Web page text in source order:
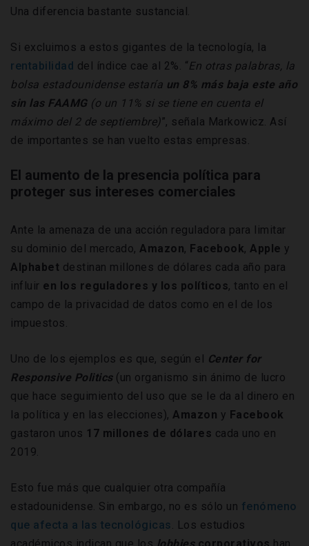
Una diferencia bastante sustancial.
Si excluimos a estos gigantes de la tecnología, la
rentabilidad del índice cae al 2%. “En otras palabras, la
bolsa estadounidense estaría un 8% más baja este año
sin las FAAMG(o un 11% si se tiene en cuenta el
máximo del 2 de septiembre)”, señala Markowicz. Así
de importantes se han vuelto estas empresas.
El aumento de la presencia política para
proteger sus intereses comerciales
Ante la amenaza de una acción reguladora para limitar
su dominio del mercado, Amazon, Facebook, Apple y
Alphabet destinan millones de dólares cada año para
influir en los reguladores y los políticos, tanto en el
campo de la privacidad de datos como en el de los
impuestos.
Uno de los ejemplos es que, según el Center for
Responsive Politics(un organismo sin ánimo de lucro
que hace seguimiento del uso que se le da al dinero en
la política y en las elecciones), Amazon y Facebook
gastaron unos 17 millones de dólares cada uno en
2019.
Esto fue más que cualquier otra compañía
estadounidense. Sin embargo, no es sólo un fenómeno
que afecta a las tecnológicas. Los estudios